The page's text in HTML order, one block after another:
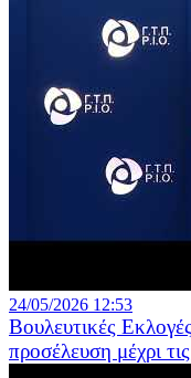
24/05/2026 12:53
Βουλευτικές
προσέλευση μέχρι